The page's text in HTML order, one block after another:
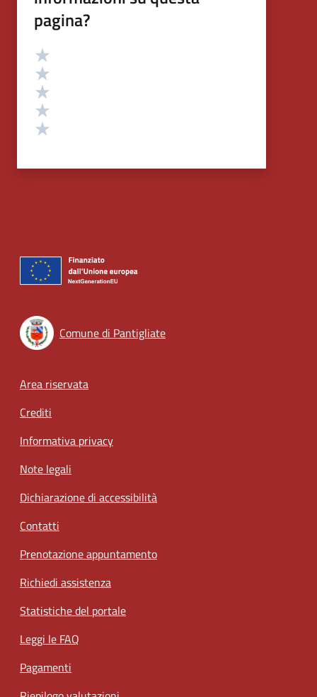
pagina?
Valutazione
Comune di Pantigliate
Footer menu
Area riservata
Crediti
Informativa privacy
Note legali
Dichiarazione di accessibilità
Contatti
Prenotazione appuntamento
Richiedi assistenza
Statistiche del portale
Leggi le FAQ
Pagamenti